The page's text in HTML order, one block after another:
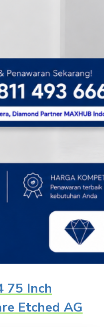
75 Inch
Etched AG